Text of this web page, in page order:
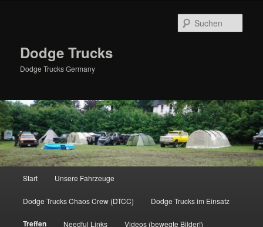
Dodge Trucks
Dodge Trucks Germany
Start Unsere Fahrzeuge
Dodge Trucks Chaos Crew (DTCC) Dodge Trucks im Einsatz
Treffen Needful Links Videos (bewegte Bilder!)